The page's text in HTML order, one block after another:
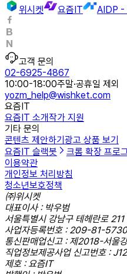
위시켓
요즘IT AIDP -
고객 문의
02-6925-4867
10:00-18:00주말·공휴일 제외
yozm_help@wishket.com
요즘IT
요즘IT 소개작가 지원
기타 문의
콘텐츠 제안하기 광고 상품 보기
요즘IT 슬랙봇
크롬 확장 프로
이용약관
개인정보 처리방침
청소년보호정책
㈜위시켓
대표이사 : 박우범
서울특별시 강남구 테헤란로
사업자등록번호 : 209-81-
통신판매업신고 : 제2018-서울
직업정보제공사업 신고번호 :
제호 : 요즘IT